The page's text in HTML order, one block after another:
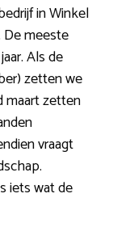
in Winkel
De meeste
Als de
zetten we
maart zetten
vraagt
iets wat de